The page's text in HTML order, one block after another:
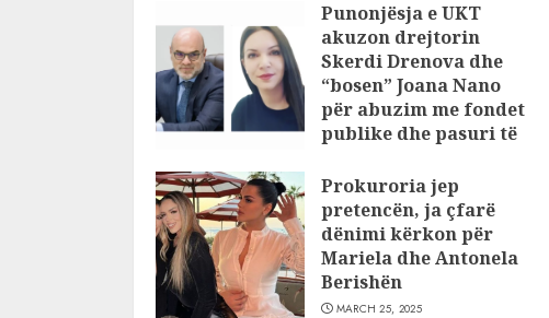
Punonjësja e UKT
akuzon drejtorin
Skerdi Drenova dhe
“bosen” Joana Nano
për abuzim me fondet
publike dhe pasuri të
JULY 24, 2025
Prokuroria jep
pretencën, ja çfarë
dënimi kërkon për
Mariela dhe Antonela
Berishën
MARCH 25, 2025